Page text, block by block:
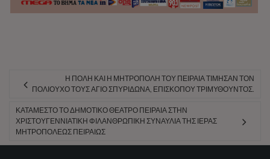
Η ΠΌΛΗ ΚΑΙ Η ΜΗΤΡΌΠΟΛΗ ΤΟΥ ΠΕΙΡΑΙΆ ΤΊΜΗΣΑΝ ΤΟΝ
ΠΟΛΙΟΎΧΟ ΤΟΥΣ ΆΓΙΟ ΣΠΥΡΊΔΩΝΑ, ΕΠΙΣΚΌΠΟΥ ΤΡΙΜΥΘΟΎΝΤΟΣ.
ΚΑΤΆΜΕΣΤΟ ΤΟ ΔΗΜΟΤΙΚΌ ΘΈΑΤΡΟ ΠΕΙΡΑΙΆ ΣΤΗΝ
ΧΡΙΣΤΟΥΓΕΝΝΙΆΤΙΚΗ ΦΙΛΑΝΘΡΩΠΙΚΉ ΣΥΝΑΥΛΊΑ ΤΗΣ ΙΕΡΆΣ
ΜΗΤΡΟΠΌΛΕΩΣ ΠΕΙΡΑΙΏΣ